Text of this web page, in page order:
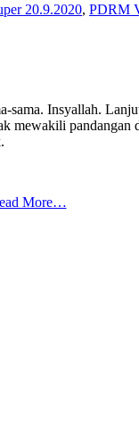
20.9.2020, PDRM
sama. Insyallah.
mewakili pandangan
More…